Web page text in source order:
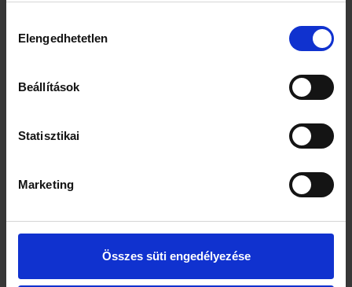
kiválasztása
Elengedhetetlen
Beállítások
Statisztikai
Marketing
Összes süti engedélyezése